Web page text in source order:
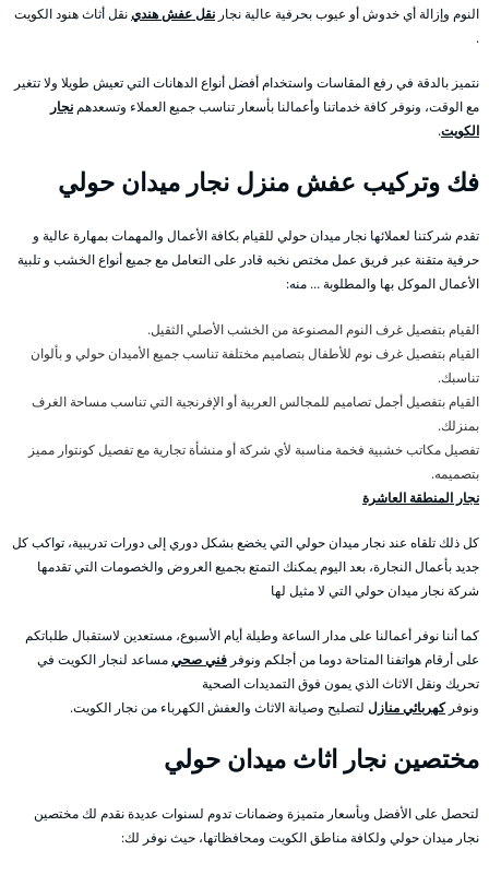
النوم وإزالة أي خدوش أو عيوب بحرفية عالية نجار نقل عفش هندينقل أثاث هنود الكويت
.
نتميز بالدقة في رفع المقاسات واستخدام أفضل أنواع الدهانات التي تعيش طويلا ولا تتغير
مع الوقت، ونوفر كافة خدماتنا وأعمالنا بأسعار تناسب جميع العملاء وتسعدهم نجار
الكويت.
فك وتركيب عفش منزل نجار ميدان حولي
تقدم شركتنا لعملائها نجار ميدان حولي للقيام بكافة الأعمال والمهمات بمهارة عالية و
حرفية متقنة عبر فريق عمل مختص نخبه قادر على التعامل مع جميع أنواع الخشب و تلبية
الأعمال الموكل بها والمطلوبة … منه:
القيام بتفصيل غرف النوم المصنوعة من الخشب الأصلي الثقيل.
القيام بتفصيل غرف نوم للأطفال بتصاميم مختلفة تناسب جميع الأميدان حولي و بألوان
تناسبك.
القيام بتفصيل أجمل تصاميم للمجالس العربية أو الإفرنجية التي تناسب مساحة الغرف
بمنزلك.
تفصيل مكاتب خشبية فخمة مناسبة لأي شركة أو منشأة تجارية مع تفصيل كونتوار مميز
بتصميمه.
نجار المنطقة العاشرة
كل ذلك تلقاه عند نجار ميدان حولي التي يخضع بشكل دوري إلى دورات تدريبية، تواكب كل
جديد بأعمال النجارة، بعد اليوم يمكنك التمتع بجميع العروض والخصومات التي تقدمها
شركة نجار ميدان حولي التي لا مثيل لها
كما أننا نوفر أعمالنا على مدار الساعة وطيلة أيام الأسبوع، مستعدين لاستقبال طلباتكم
على أرقام هواتفنا المتاحة دوما من أجلكم ونوفر فني صحيمساعد لنجار الكويت في
تحريك ونقل الاثاث الذي يمون فوق التمديدات الصحية
ونوفركهربائي منازل لتصليح وصيانة الاثاث والعفش الكهرباء من نجار الكويت.
مختصين نجار اثاث ميدان حولي
لتحصل على الأفضل وبأسعار متميزة وضمانات تدوم لسنوات عديدة نقدم لك مختصين
نجار ميدان حولي ولكافة مناطق الكويت ومحافظاتها، حيث نوفر لك: